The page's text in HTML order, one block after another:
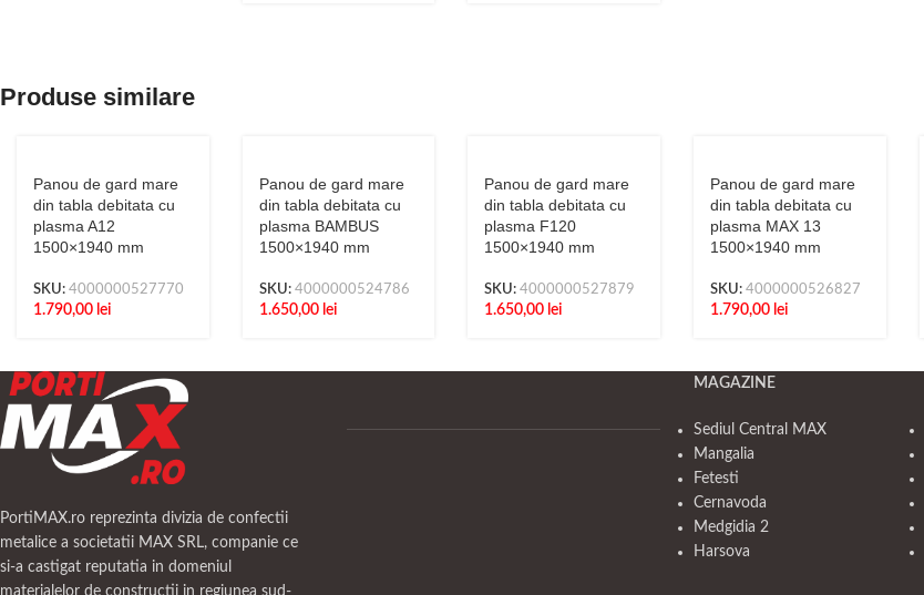
Produse similare
Panou de gard mare
din tabla debitata cu
plasma A12
1500×1940 mm
SKU: 4000000527770
1.790,00 lei
Panou de gard mare
din tabla debitata cu
plasma BAMBUS
1500×1940 mm
SKU: 4000000524786
1.650,00 lei
Panou de gard mare
din tabla debitata cu
plasma F120
1500×1940 mm
SKU:4000000527879
1.650,00 lei
Panou de gard mare
din tabla debitata cu
plasma MAX 13
1500×1940 mm
SKU: 4000000526827
1.790,00 lei
PortiMAX.ro reprezinta divizia de confectii
metalice a societatii MAX SRL, companie ce
si-a castigat reputatia in domeniul
materialelor de constructii in regiunea sud-
MAGAZINE
Sediul Central MAX
Mangalia
Fetesti
Cernavoda
Medgidia 2
Harsova